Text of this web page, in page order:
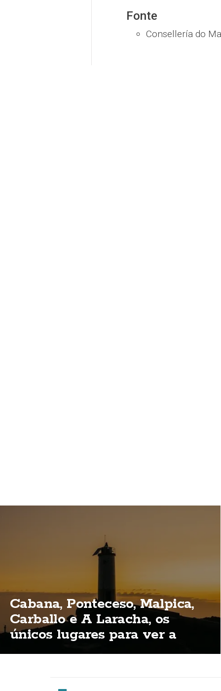
Fonte
Consellería do
Cabana, Ponteceso, Malpica,
Carballo e A Laracha, os
únicos lugares para ver a
eclipse total na Costa da